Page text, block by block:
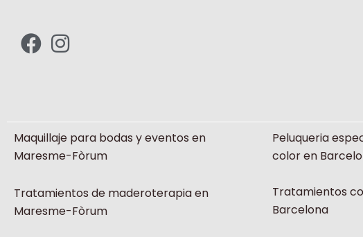
F
a
b
o
o
k
I
a
g
r
a
m
Maquillaje para bodas y eventos en
Maresme-Fòrum
Tratamientos de maderoterapia en
Maresme-Fòrum
Peluqueria
color en
Tratamientos
Barcelona